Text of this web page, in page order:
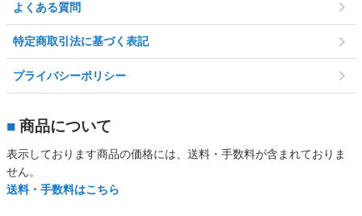
よくある質問
特定商取引法に基づく表記
プライバシーポリシー
■ 商品について
表示しております商品の価格には、送料・手数料が含まれておりま
せん。
送料・手数料はこちら